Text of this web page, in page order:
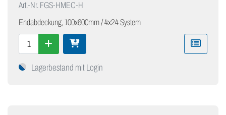
Art.-Nr. FGS-HMEC-H
Endabdeckung, 100x600mm / 4x24 System
Lagerbestand mit Login